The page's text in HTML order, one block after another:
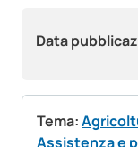
Data
Tema:
Assistenza e